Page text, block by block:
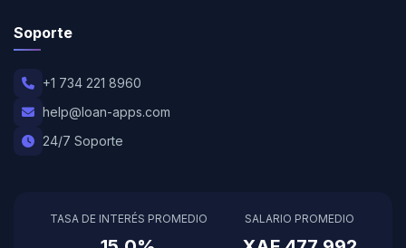
Soporte
+1 734 221 8960
help@loan-apps.com
24/7 Soporte
TASA DE INTERÉS PROMEDIO SALARIO PROMEDIO